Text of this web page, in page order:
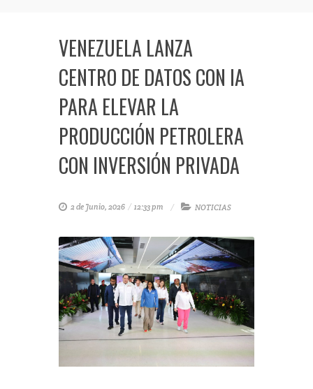
VENEZUELA LANZA
CENTRO DE DATOS CON IA
PARA ELEVAR LA
PRODUCCIÓN PETROLERA
CON INVERSIÓN PRIVADA
2 de Junio, 2026 / 12:33 pm NOTICIAS